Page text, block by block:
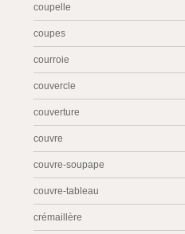
coupelle
coupes
courroie
couvercle
couverture
couvre
couvre-soupape
couvre-tableau
crémaillère